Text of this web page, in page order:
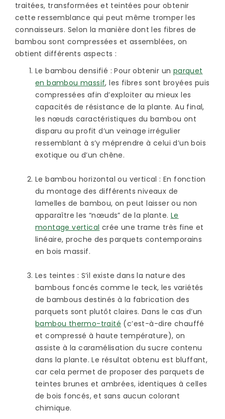
traitées, transformées et teintées pour obtenir
cette ressemblance qui peut même tromper les
connaisseurs. Selon la manière dont les fibres de
bambou sont compressées et assemblées, on
obtient différents aspects :
Le bambou densifié : Pour obtenir un parquet
en bambou massif, les fibres sont broyées puis
compressées afin d’exploiter au mieux les
capacités de résistance de la plante. Au final,
les nœuds caractéristiques du bambou ont
disparu au profit d’un veinage irrégulier
ressemblant à s’y méprendre à celui d’un bois
exotique ou d’un chêne.
Le bambou horizontal ou vertical : En fonction
du montage des différents niveaux de
lamelles de bambou, on peut laisser ou non
apparaître les “nœuds” de la plante. Le
montage vertical crée une trame très fine et
linéaire, proche des parquets contemporains
en bois massif.
Les teintes : S’il existe dans la nature des
bambous foncés comme le teck, les variétés
de bambous destinés à la fabrication des
parquets sont plutôt claires. Dans le cas d’un
bambou thermo-traité (c’est-à-dire chauffé
et compressé à haute température), on
assiste à la caramélisation du sucre contenu
dans la plante. Le résultat obtenu est bluffant,
car cela permet de proposer des parquets de
teintes brunes et ambrées, identiques à celles
de bois foncés, et sans aucun colorant
chimique.